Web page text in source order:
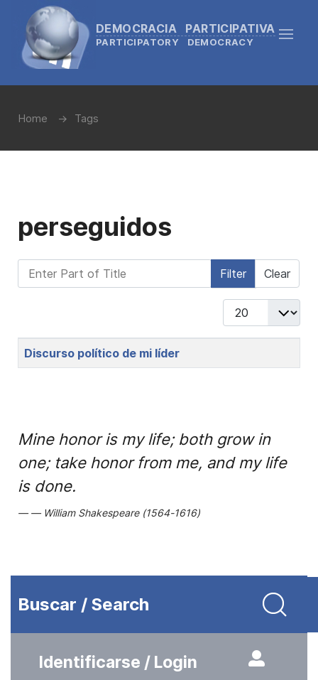
DEMOCRACIA PARTICIPATIVA
PARTICIPATORY DEMOCRACY
Home Tags
perseguidos
Enter Part of Title Filter Clear
Display #
Title
Discurso político de mi líder
Mine honor is my life; both grow in
one; take honor from me, and my life
is done.
William Shakespeare (1564-1616)
Buscar / Search
Identificarse / Login